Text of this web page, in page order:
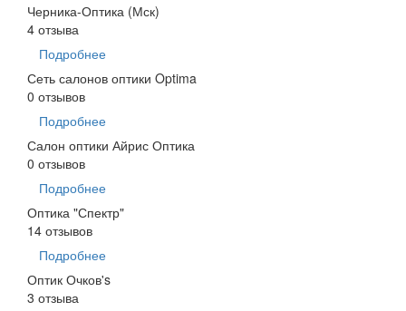
Черника-Оптика (Мск)
4 отзыва
Подробнее
Сеть салонов оптики Optima
0 отзывов
Подробнее
Салон оптики Айрис Оптика
0 отзывов
Подробнее
Оптика "Спектр"
14 отзывов
Подробнее
Оптик Очков's
3 отзыва